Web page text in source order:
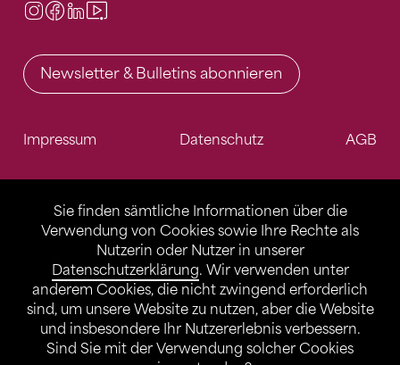
Sie finden sämtliche Informationen über die
Verwendung von Cookies sowie Ihre Rechte als
Nutzerin oder Nutzer in unserer
Datenschutzerklärung. Wir verwenden unter
anderem Cookies, die nicht zwingend erforderlich
sind, um unsere Website zu nutzen, aber die Website
und insbesondere Ihr Nutzererlebnis verbessern.
Sind Sie mit der Verwendung solcher Cookies
Instagram
Facebook
LinkedIn
Newsletter & Bulletins abonnieren
Impressum Datenschutz AGB